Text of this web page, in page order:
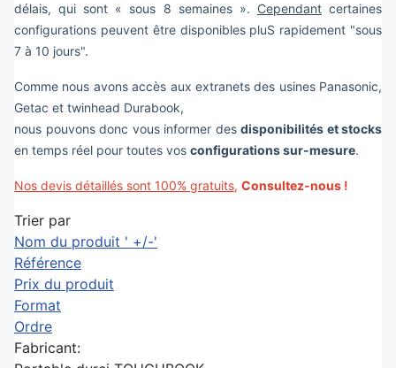
délais, qui sont « sous 8 semaines ». Cependantcertaines
configurations peuvent être disponibles pluS rapidement "sous
7 à 10 jours".
Comme nous avons accès aux extranets des usines Panasonic,
Getac et twinhead Durabook,
nous pouvons donc vous informer des disponibilités et stocks
en temps réel pour toutes vos configurations sur-mesure.
Nos devis détaillés sont 100% gratuits, Consultez-nous !
Trier par
Nom du produit ' +/-'
Référence
Prix du produit
Format
Ordre
Fabricant: